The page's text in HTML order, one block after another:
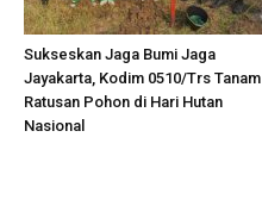
Sukseskan Jaga Bumi Jaga
Jayakarta, Kodim 0510/Trs Tanam
Ratusan Pohon di Hari Hutan
Nasional